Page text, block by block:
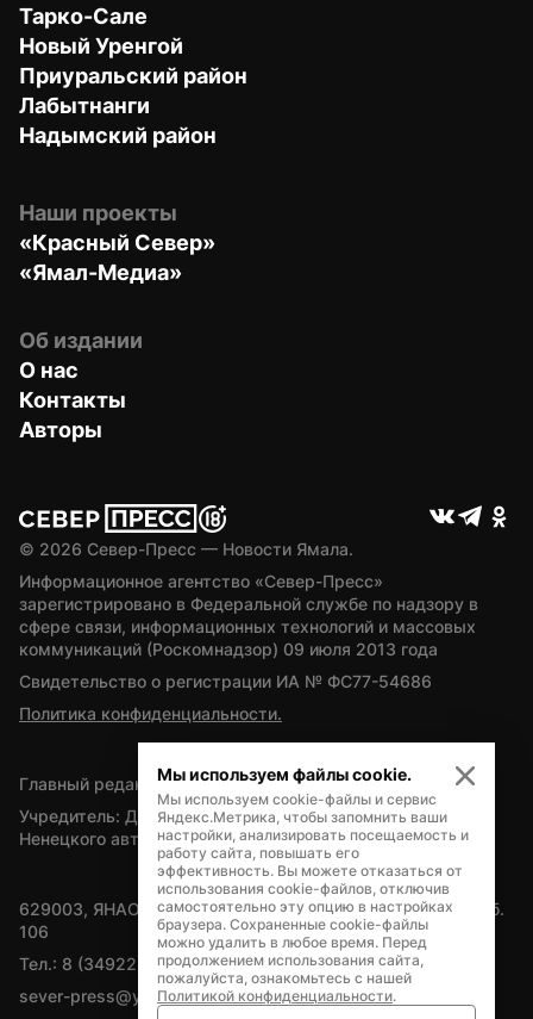
Тарко-Сале
Новый Уренгой
Приуральский район
Лабытнанги
Надымский район
Наши проекты
«Красный Север»
«Ямал-Медиа»
Об издании
О нас
Контакты
Авторы
© 2026 Север-Пресс — Новости Ямала.
Информационное агентство «Север-Пресс»
зарегистрировано в Федеральной службе по надзору в
сфере связи, информационных технологий и массовых
коммуникаций (Роскомнадзор) 09 июля 2013 года
Свидетельство о регистрации ИА № ФС77-54686
Политика конфиденциальности.
Главный редактор — А.Л. Поздеев
Учредитель: Департамент внутренней политики Ямало-
Ненецкого автономного округа
629003, ЯНАО, Салехард, мкр. Богдана Кнунянца, д.1, каб.
106
Тел.: 8 (34922) 71262
sever-press@yamal-media.ru
Мы используем файлы cookie.
Мы используем cookie-файлы и сервис
Яндекс.Метрика, чтобы запомнить ваши
настройки, анализировать посещаемость и
работу сайта, повышать его
эффективность. Вы можете отказаться от
использования cookie-файлов, отключив
самостоятельно эту опцию в настройках
браузера. Сохраненные cookie-файлы
можно удалить в любое время. Перед
продолжением использования сайта,
пожалуйста, ознакомьтесь с нашей
Политикой конфиденциальности.